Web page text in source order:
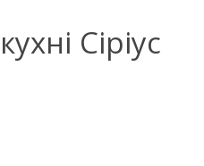
Сіріус